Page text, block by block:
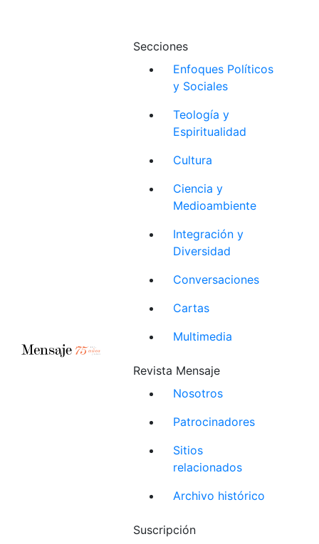
Secciones
Enfoques Políticos
y Sociales
Teología y
Espiritualidad
Cultura
Ciencia y
Medioambiente
Integración y
Diversidad
Conversaciones
Cartas
Multimedia
Revista Mensaje
Nosotros
Patrocinadores
Sitios
relacionados
Archivo histórico
Suscripción